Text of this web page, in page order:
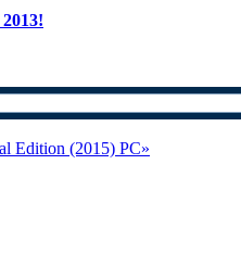
Edition (2015) PC»